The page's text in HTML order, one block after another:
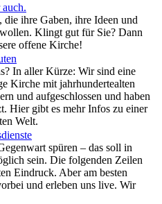
ihre Gaben, ihre Ideen und
Klingt gut für Sie? Dann
offene Kirche!
In aller Kürze: Wir sind eine
Kirche mit jahrhundertealten
und aufgeschlossen und haben
Hier gibt es mehr Infos zu einer
Welt.
spüren – das soll in
sein. Die folgenden Zeilen
Eindruck. Aber am besten
und erleben uns live. Wir